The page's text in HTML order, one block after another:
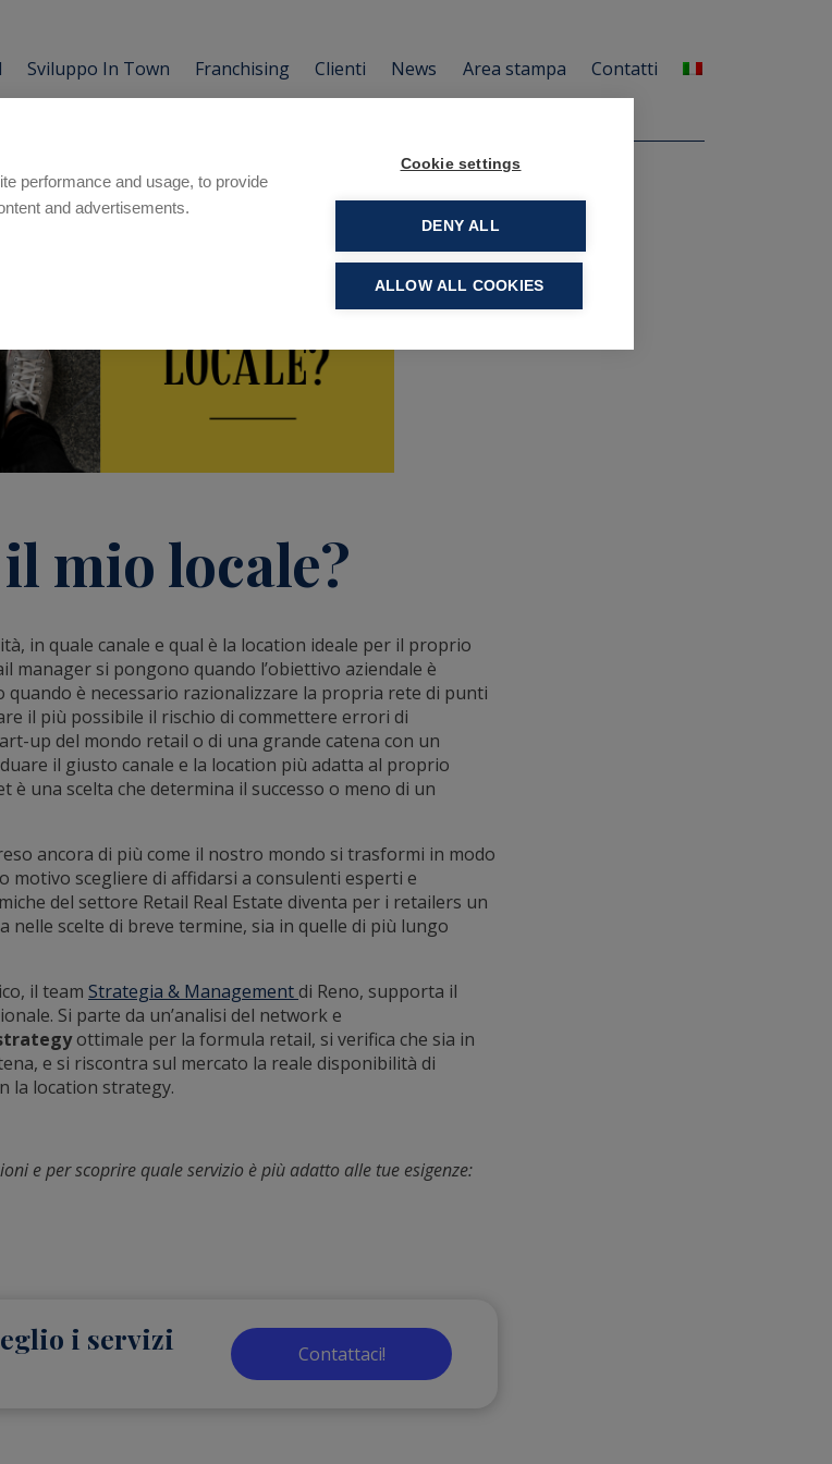
performance and usage, to provide
and advertisements.
Cookie settings
DENY ALL
ALLOW ALL COOKIES
Sviluppo In Town Franchising Clienti News Area stampa Contatti
mio locale?
in quale canale e qual è la location ideale per il proprio
manager si pongono quando l’obiettivo aziendale è
è necessario razionalizzare la propria rete di punti
il più possibile il rischio di commettere errori di
up del mondo retail o di una grande catena con un
il giusto canale e la location più adatta al proprio
una scelta che determina il successo o meno di un
ancora di più come il nostro mondo si trasformi in modo
motivo scegliere di affidarsi a consulenti esperti e
del settore Retail Real Estate diventa per i retailers un
scelte di breve termine, sia in quelle di più lungo
il team Strategia & Managementdi Reno, supporta il
Si parte da un’analisi del network e
ottimale per la formula retail, si verifica che sia in
e si riscontra sul mercato la reale disponibilità di
la location strategy.
e per scoprire quale servizio è più adatto alle tue esigenze:
i servizi
Contattaci!